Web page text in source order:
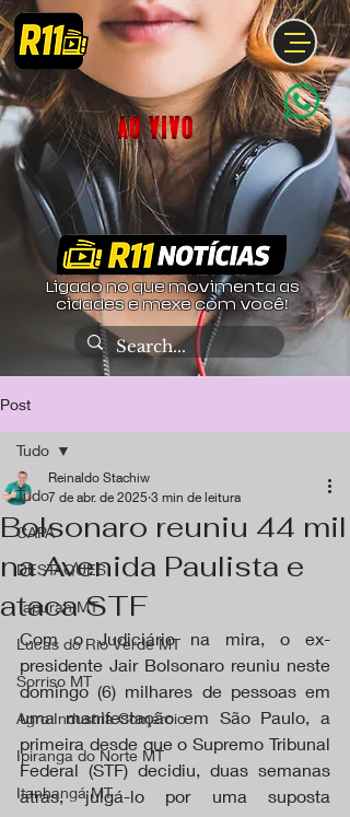
Ligado no que movimenta as
cidades e mexe com você!
Post
Tudo
CAPA
DESTAQUES
Tapurah MT
Lucas do Rio Verde MT
Sorriso MT
Agro Industria Comércio
Ipiranga do Norte MT
Itanhangá MT
Tudo
Bolsonaro reuniu 44 mil
na Avenida Paulista e
ataca STF
Reinaldo Stachiw
7 de abr. de 2025 3 min de leitura
Com o Judiciário na mira, o ex-
presidente Jair Bolsonaro reuniu neste
domingo (6) milhares de pessoas em
uma manifestação em São Paulo, a
primeira desde que o Supremo Tribunal
Federal (STF) decidiu, duas semanas
atrás, julgá-lo por uma suposta